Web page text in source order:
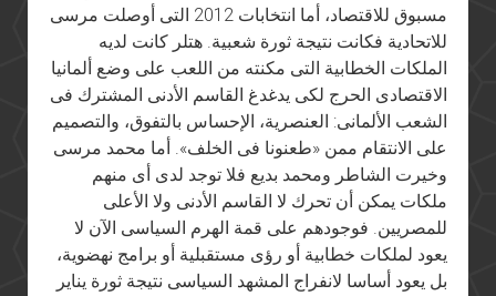
مسبوق للاقتصاد، أما انتخابات 2012 التى أوصلت مرسى
للاتحادية فكانت نتيجة ثورة شعبية. هتلر كانت لديه
الملكات الخطابية التى مكنته من اللعب على وضع ألمانيا
الاقتصادى الحرج لكى يدغدغ القاسم الأدنى المشترك فى
الشعب الألمانى: العنصرية، الإحساس بالتفوق، والتصميم
على الانتقام ممن «طعنونا فى الخلف». أما محمد مرسى
وخيرت الشاطر ومحمد بديع فلا توجد لدى أى منهم
ملكات يمكن أن تحرك لا القاسم الأدنى ولا الأعلى
للمصريين. فوجودهم على قمة الهرم السياسى الآن لا
يعود لملكات خطابية أو رؤى مستقبلية أو برامج نهضوية،
بل يعود أساسا لانفراج المشهد السياسى نتيجة ثورة يناير